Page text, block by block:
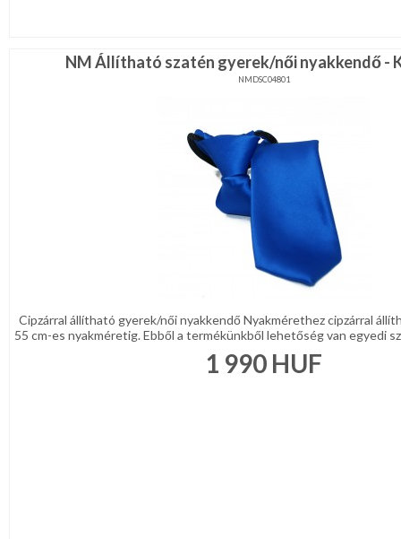
NM Állítható szatén gyerek/női nyakkendő -
NMDSC04801
Cipzárral állítható gyerek/női nyakkendő Nyakmérethez cipzárral
55 cm-es nyakméretig. Ebből a termékünkből lehetőség van egyedi
1 990 HUF